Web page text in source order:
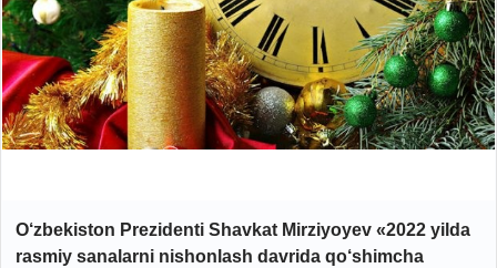
O‘zbekiston Prezidenti Shavkat Mirziyoyev «2022 yilda
rasmiy sanalarni nishonlash davrida qo‘shimcha